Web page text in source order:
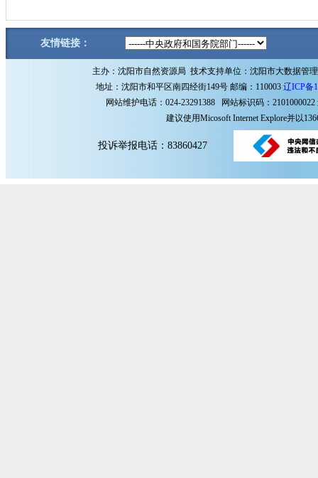
友情链接：
主办：沈阳市自然资源局 技术支持单位：沈阳市大数据管
地址：沈阳市和平区南四经街149号 邮编：110003 辽ICP备
网站维护电话：024-23291388 网站标识码：2101000022
建议使用Micosoft Internet Explore并以
投诉举报电话：83860427